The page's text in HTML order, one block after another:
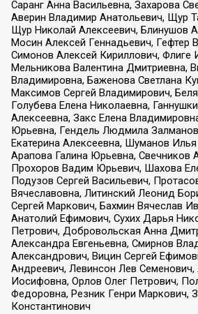
Саранг Анна Васильевна, Захарова
Аверин Владимир Анатольевич, Щур
Щур Николай Алексеевич, Блинушов
Мосин Алексей Геннадьевич, Гефтер
Симонов Алексей Кириллович, Флиге
Мельникова Валентина Дмитриевна,
Владимировна, Баженова Светлана
Максимов Сергей Владимирович,
Голубева Елена Николаевна,
Алексеевна, Закс Елена
Юрьевна, Гендель Людмила
Екатерина Алексеевна, Шуманов
Арапова Галина Юрьевна, Свечников
Прохоров Вадим Юрьевич, Шахова
Подузов Сергей Васильевич,
Вячеславовна, Литинский Леонид
Сергей Маркович, Бахмин Вячеслав
Анатолий Ефимович, Сухих Дарья
Петрович, Добровольская Анна
Александра Евгеньевна, Смирнов
Александрович, Вицин Сергей
Андреевич, Левинсон Лев
Иосифовна, Орлов Олег Петрович,
Федоровна, Резник Генри Маркович,
Константинович